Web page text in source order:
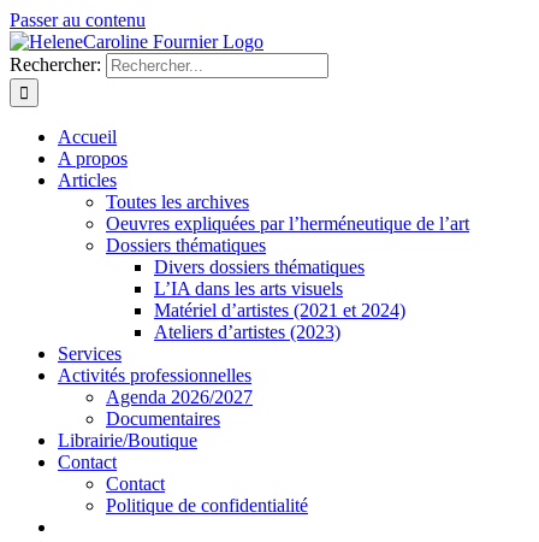
Passer au contenu
Rechercher:
Accueil
A propos
Articles
Toutes les archives
Oeuvres expliquées par l’herméneutique de l’art
Dossiers thématiques
Divers dossiers thématiques
L’IA dans les arts visuels
Matériel d’artistes (2021 et 2024)
Ateliers d’artistes (2023)
Services
Activités professionnelles
Agenda 2026/2027
Documentaires
Librairie/Boutique
Contact
Contact
Politique de confidentialité